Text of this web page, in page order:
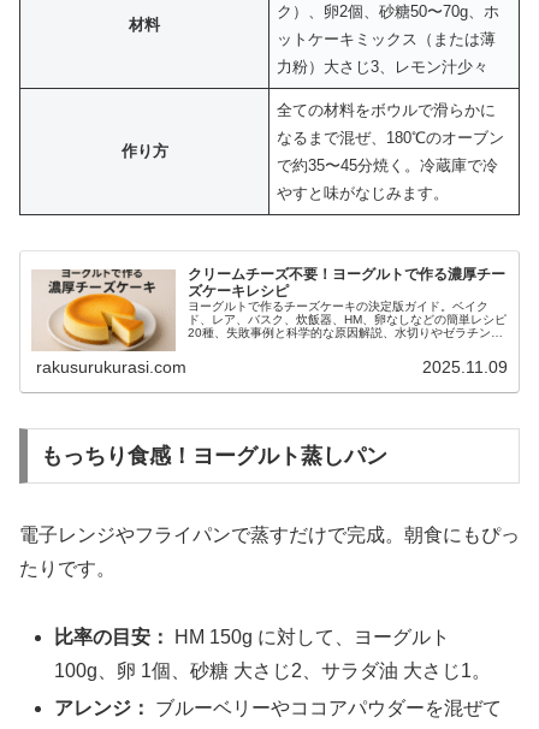
材料
ク）、卵2個、砂糖50〜70g、ホ
ットケーキミックス（または薄
力粉）大さじ3、レモン汁少々
作り方
全ての材料をボウルで滑らかに
なるまで混ぜ、180℃のオーブン
で約35〜45分焼く。冷蔵庫で冷
やすと味がなじみます。
クリームチーズ不要！ヨーグルトで作る濃厚チー
ズケーキレシピ
ヨーグルトで作るチーズケーキの決定版ガイド。ベイク
ド、レア、バスク、炊飯器、HM、卵なしなどの簡単レシピ
20種、失敗事例と科学的な原因解説、水切りやゼラチンの
rakusurukurasi.com 2025.11.09
もっちり食感！ヨーグルト蒸しパン
電子レンジやフライパンで蒸すだけで完成。朝食にもぴっ
たりです。
比率の目安：
HM 150g に対して、ヨーグルト
100g、卵 1個、砂糖 大さじ2、サラダ油 大さじ1。
アレンジ：
ブルーベリーやココアパウダーを混ぜて